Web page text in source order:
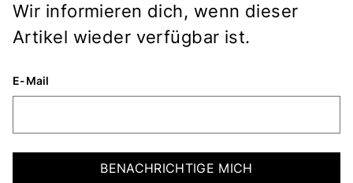
Wir informieren dich, wenn dieser
Artikel wieder verfügbar ist.
E-Mail
BENACHRICHTIGE MICH